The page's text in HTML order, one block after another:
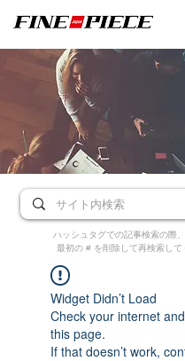
ハッシュタグでの記事検索の際
最初の # を削除して再検索して
Widget Didn’t Load
Check your internet
this page.
If that doesn’t work,